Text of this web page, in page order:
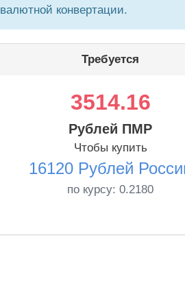
валютной конвертации.
Требуется
3514.16
Рублей ПМР
Чтобы купить
16120 Рублей
по курсу: 0.2180